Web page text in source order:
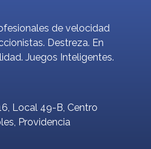
de velocidad
Destreza. En
Juegos Inteligentes.
Local 49-B, Centro
Providencia